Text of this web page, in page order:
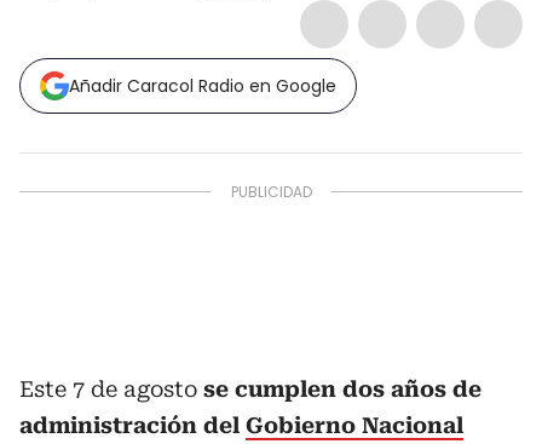
Añadir Caracol Radio en Google
Este 7 de agosto se cumplen dos años de
administración del Gobierno Nacional